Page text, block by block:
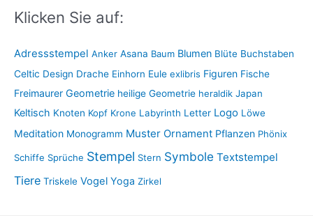
Klicken Sie auf:
Adressstempel Anker Asana Baum Blumen Blüte Buchstaben
Celtic Design Drache Einhorn Eule exlibris Figuren Fische
Freimaurer Geometrie heilige Geometrie heraldik Japan
Keltisch Knoten Kopf Krone Labyrinth Letter Logo Löwe
Meditation Monogramm Muster Ornament Pflanzen Phönix
Schiffe Sprüche Stempel Stern Symbole Textstempel
Tiere Triskele Vogel Yoga Zirkel